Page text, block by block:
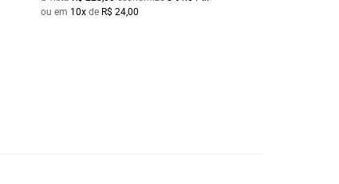
ou em 10xde R$ 24,00